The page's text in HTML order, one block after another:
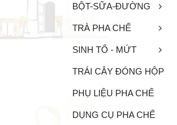
BỘT-SỮA-ĐƯỜNG
TRÀ PHA CHẾ
SINH TỐ - MỨT
TRÁI CÂY ĐÓNG HỘP
PHỤ LIỆU PHA CHẾ
DỤNG CỤ PHA CHẾ